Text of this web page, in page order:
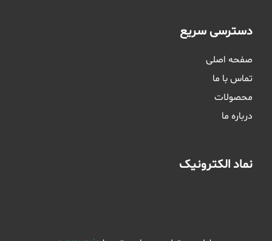
دسترسی سریع
صفحه اصلی
تماس با ما
محصولات
درباره ما
نماد الکترونیک